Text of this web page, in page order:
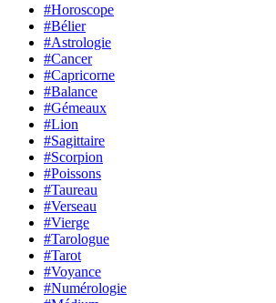
#Horoscope
#Bélier
#Astrologie
#Cancer
#Capricorne
#Balance
#Gémeaux
#Lion
#Sagittaire
#Scorpion
#Poissons
#Taureau
#Verseau
#Vierge
#Tarologue
#Tarot
#Voyance
#Numérologie